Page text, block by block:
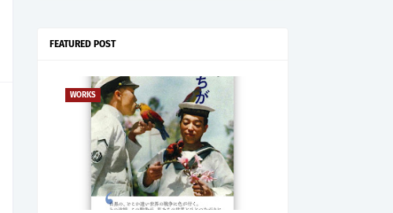
FEATURED POST
WORKS